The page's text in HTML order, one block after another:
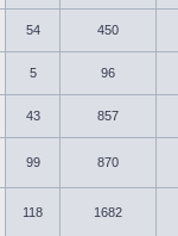
54 450
5 96
43 857
99 870
118 1682